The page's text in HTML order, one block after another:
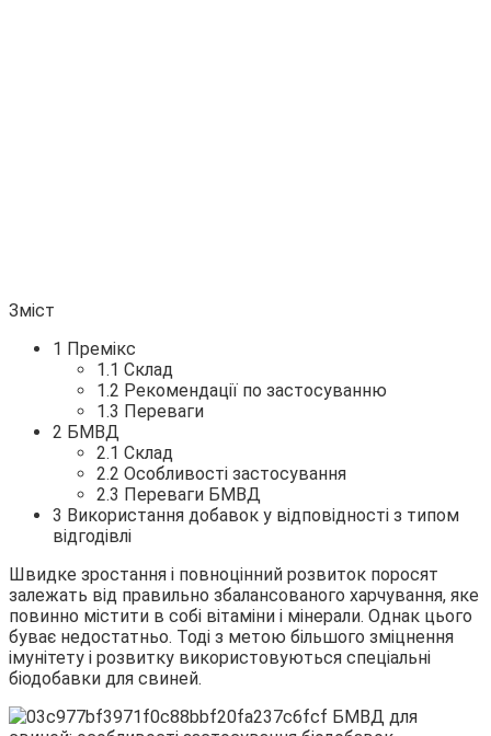
Зміст
1 Премікс
1.1 Склад
1.2 Рекомендації по застосуванню
1.3 Переваги
2 БМВД
2.1 Склад
2.2 Особливості застосування
2.3 Переваги БМВД
3 Використання добавок у відповідності з типом
відгодівлі
Швидке зростання і повноцінний розвиток поросят
залежать від правильно збалансованого харчування, яке
повинно містити в собі вітаміни і мінерали. Однак цього
буває недостатньо. Тоді з метою більшого зміцнення
імунітету і розвитку використовуються спеціальні
біодобавки для свиней.